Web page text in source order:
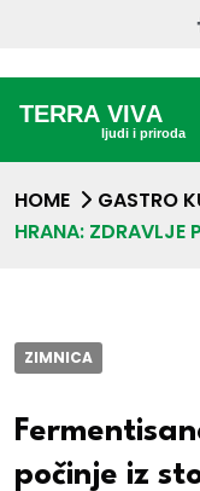
HOME GASTRO
HRANA: ZDRAVLJE
ZIMNICA
počinje iz